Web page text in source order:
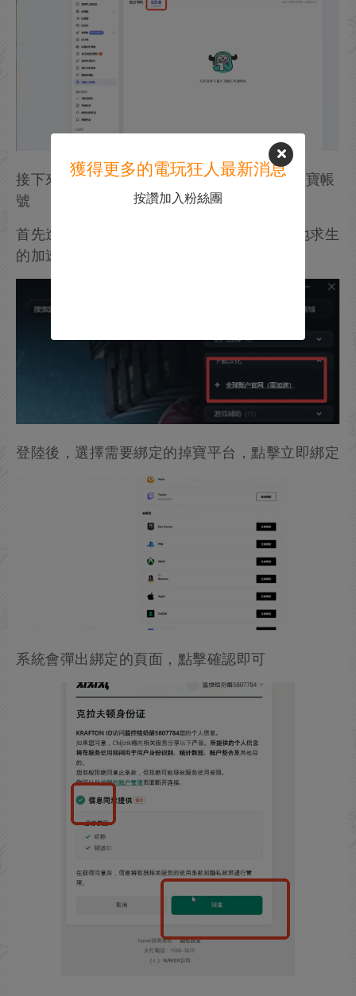
接下來教大家如何用PUBG全球帳號綁定到掉寶帳
號
首先進入全球帳號官網，可以在迅遊加速絕地求生
的加速頁面找到入口點擊即可訪問。
登陸後，選擇需要綁定的掉寶平台，點擊立即綁定
系統會彈出綁定的頁面，點擊確認即可
獲得更多的電玩狂人最新消息
按讚加入粉絲團